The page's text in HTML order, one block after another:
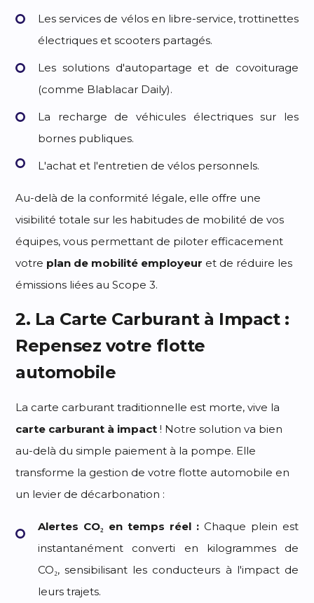
Les services de vélos en libre-service, trottinettes
électriques et scooters partagés.
Les solutions d'autopartage et de covoiturage
(comme Blablacar Daily).
La recharge de véhicules électriques sur les
bornes publiques.
L'achat et l'entretien de vélos personnels.
Au-delà de la conformité légale, elle offre une
visibilité totale sur les habitudes de mobilité de vos
équipes, vous permettant de piloter efficacement
votre plan de mobilité employeur et de réduire les
émissions liées au Scope 3.
2. La Carte Carburant à Impact :
Repensez votre flotte
automobile
La carte carburant traditionnelle est morte, vive la
carte carburant à impact ! Notre solution va bien
au-delà du simple paiement à la pompe. Elle
transforme la gestion de votre flotte automobile en
un levier de décarbonation :
Alertes CO₂ en temps réel :Chaque plein est
instantanément converti en kilogrammes de
CO₂, sensibilisant les conducteurs à l'impact de
leurs trajets.